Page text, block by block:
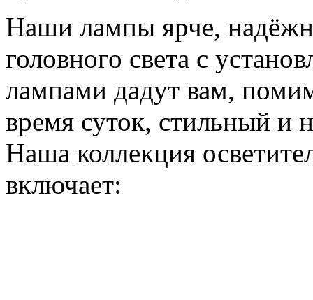
Наши лампы ярче,
головного света с
лампами дадут вам,
время суток, стильный и
Наша коллекция
включает: